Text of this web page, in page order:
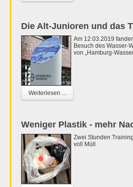
Die Alt-Junioren und das
Am 12.03.2019
Besuch des Wasser-
von „Hamburg-
Weiterlesen ...
Weniger Plastik - mehr
Zwei Stunden
voll Müll